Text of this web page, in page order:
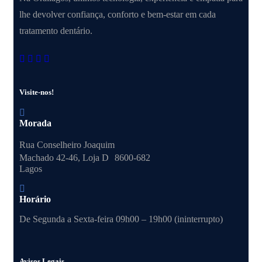
lhe devolver confiança, conforto e bem-estar em cada
tratamento dentário.
Visite-nos!
Morada
Rua Conselheiro Joaquim
Machado 42-46, Loja D 8600-682
Lagos
Horário
De Segunda a Sexta-feira 09h00 – 19h00 (ininterrupto)